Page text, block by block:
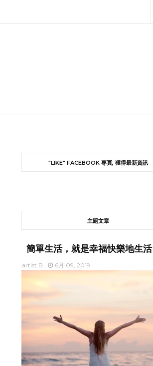
"LIKE" FACEBOOK 專頁, 獲得最新資訊
主題文章
簡單生活，就是幸福快樂地生活
artist.B 6月 09, 2019